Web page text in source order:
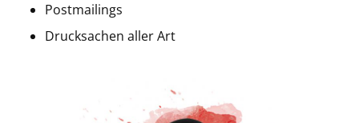
Postmailings
Drucksachen aller Art